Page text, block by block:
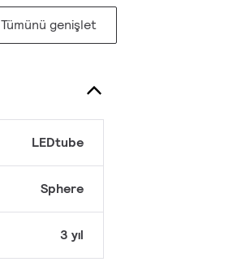
Tümünü genişlet
LEDtube
Sphere
3 yıl